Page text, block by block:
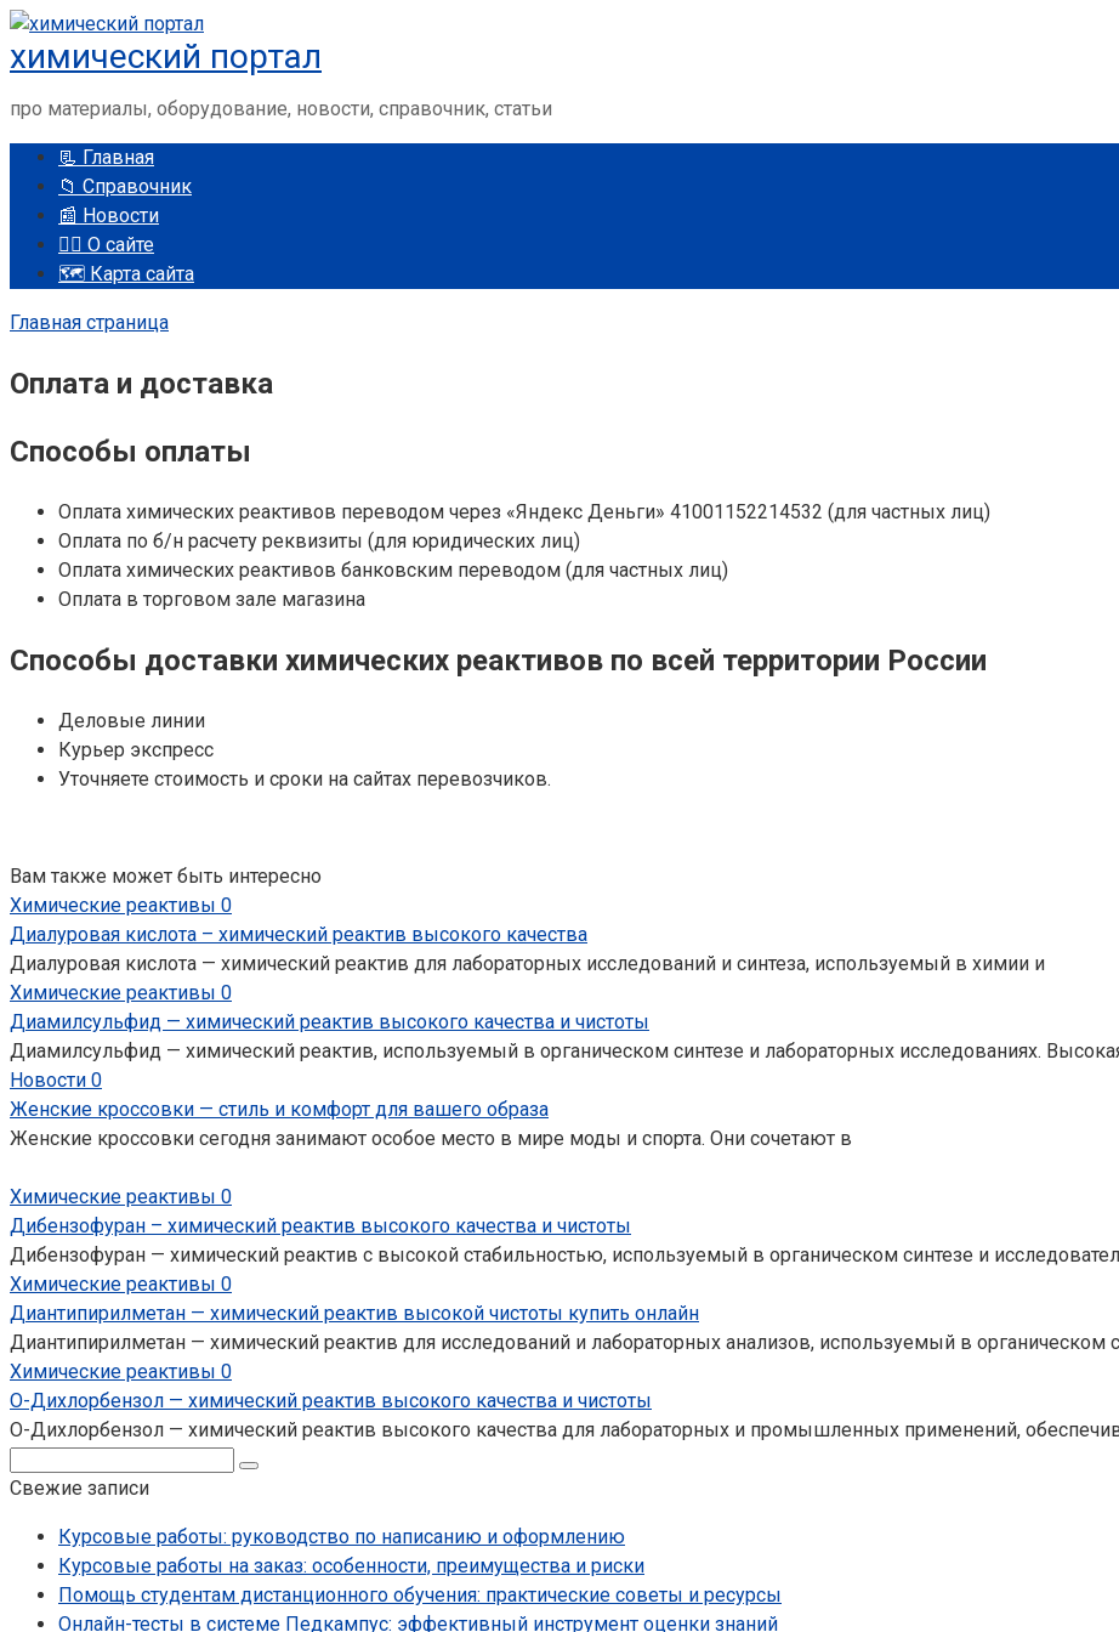
Перейти
к
контенту
химический портал
про материалы, оборудование, новости, справочник, статьи
📃 Главная
📁 Справочник
📰 Новости
🤵‍♂️ О сайте
🗺️ Карта сайта
Главная страница
Оплата и доставка
Способы оплаты
Оплата химических реактивов переводом через «Яндекс Деньги» 41001152214532 (для частных лиц)
Оплата по б/н расчету реквизиты (для юридических лиц)
Оплата химических реактивов банковским переводом (для частных лиц)
Оплата в торговом зале магазина
Способы доставки химических реактивов по всей территории России
Деловые линии
Курьер экспресс
Уточняете стоимость и сроки на сайтах перевозчиков.
Вам также может быть интересно
Химические реактивы 0
Диалуровая кислота – химический реактив высокого качества
Диалуровая кислота — химический реактив для лабораторных исследований и синтеза, используемый в химии и
Химические реактивы 0
Диамилсульфид — химический реактив высокого качества и чистоты
Диамилсульфид — химический реактив, используемый в органическом синтезе и лабораторных исследованиях.
Новости 0
Женские кроссовки — стиль и комфорт для вашего образа
Женские кроссовки сегодня занимают особое место в мире моды и спорта. Они сочетают в
Химические реактивы 0
Дибензофуран – химический реактив высокого качества и чистоты
Дибензофуран — химический реактив с высокой стабильностью, используемый в органическом синтезе и
Химические реактивы 0
Диантипирилметан — химический реактив высокой чистоты купить онлайн
Диантипирилметан — химический реактив для исследований и лабораторных анализов, используемый в органическом
Химические реактивы 0
О-Дихлорбензол — химический реактив высокого качества и чистоты
О-Дихлорбензол — химический реактив высокого качества для лабораторных и промышленных применений,
Свежие записи
Курсовые работы: руководство по написанию и оформлению
Курсовые работы на заказ: особенности, преимущества и риски
Помощь студентам дистанционного обучения: практические советы и ресурсы
Онлайн-тесты в системе Педкампус: эффективный инструмент оценки знаний